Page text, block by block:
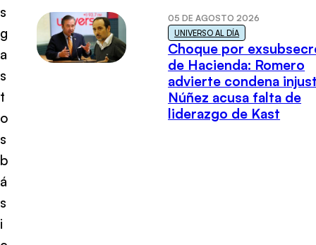
s
g
a
s
t
o
s
b
á
s
i
05 DE AGOSTO 2026
UNIVERSO AL DÍA
Choque por
de Hacienda: Romero
advierte condena
Núñez acusa falta de
liderazgo de Kast